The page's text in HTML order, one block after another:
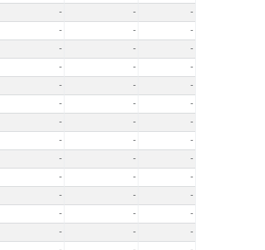
- -
-
- -
-
- -
-
- -
-
- -
-
- -
-
- -
-
- -
-
- -
-
- -
-
- -
-
- -
-
- -
-